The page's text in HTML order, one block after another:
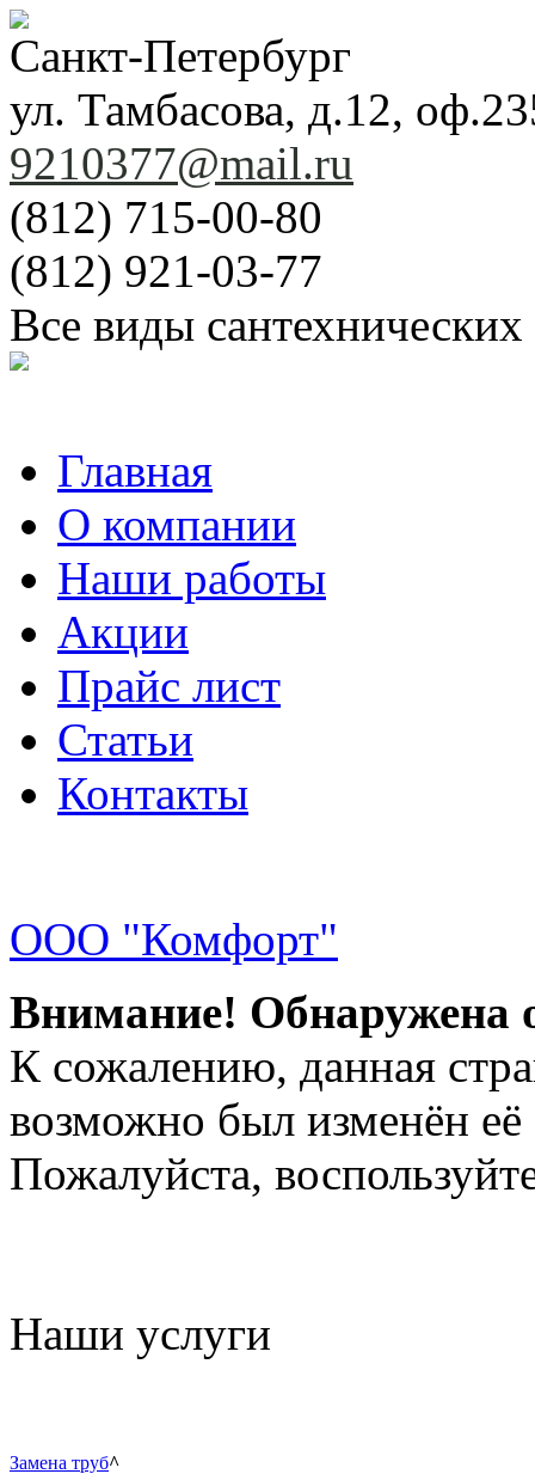
Санкт-Петербург
ул. Тамбасова, д.12,
9210377@mail.ru
(812) 715-00-80
(812) 921-03-77
Все виды
Главная
О компании
Наши работы
Акции
Прайс лист
Статьи
Контакты
ООО "Комфорт"
Внимание! Обнаружена
К сожалению, данная
возможно был изменён её
Пожалуйста,
Наши услуги
Замена труб^